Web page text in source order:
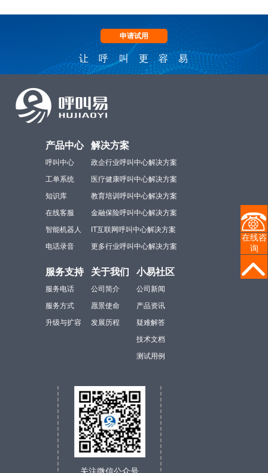
申请试用
让呼叫更容易
产品中心
呼叫中心
工单系统
知识库
在线客服
智能机器人
电话录音
解决方案
政企行业呼叫中心解决方案
医疗健康呼叫中心解决方案
教育培训呼叫中心解决方案
金融保险呼叫中心解决方案
IT互联网呼叫中心解决方案
更多行业呼叫中心解决方案
服务支持
服务电话
服务方式
升级与扩容
关于我们
公司简介
愿景使命
发展历程
小易社区
公司新闻
产品资讯
疑难解答
技术文档
测试用例
在线咨
询